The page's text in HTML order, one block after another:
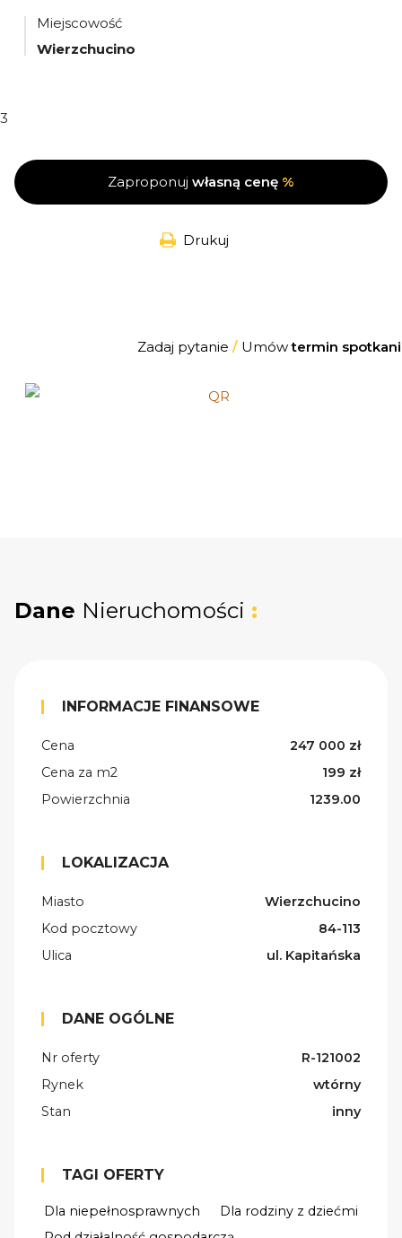
Miejscowość
Wierzchucino
3
Zaproponuj własną cenę %
Drukuj
Zadaj pytanie /Umówtermin
Dane Nieruchomości :
INFORMACJE FINANSOWE
Cena
247 000 zł
Cena za m2
199 zł
Powierzchnia
1239.00
LOKALIZACJA
Miasto
Wierzchucino
Kod pocztowy
84-113
Ulica
ul. Kapitańska
DANE OGÓLNE
Nr oferty
R-121002
Rynek
wtórny
Stan
inny
TAGI OFERTY
Dla niepełnosprawnych
Dla rodziny z dziećmi